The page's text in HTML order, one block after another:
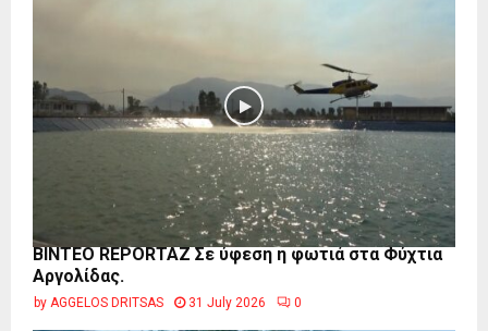
BINTEO REPORTAZ Σε ύφεση η φωτιά στα Φύχτια
Αργολίδας.
by AGGELOS DRITSAS 31 July 2026 0